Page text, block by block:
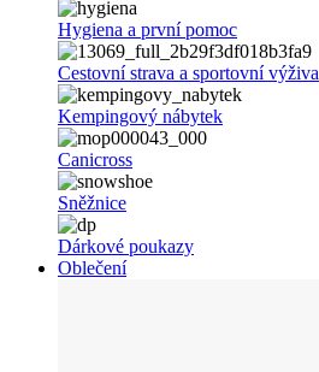
Hygiena a první pomoc
Cestovní strava a sportovní výživa
Kempingový nábytek
Canicross
Sněžnice
Dárkové poukazy
Oblečení